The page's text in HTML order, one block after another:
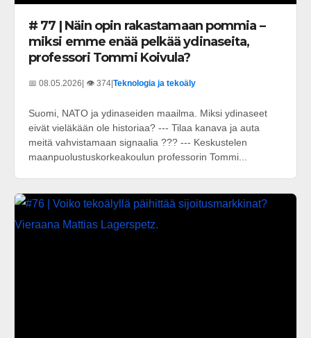
# 77 | Näin opin rakastamaan pommia –
miksi emme enää pelkää ydinaseita,
professori Tommi Koivula?
📅 08.05.2026 | 👁️ 374 Teknologia ja tekoäly
Suomi, NATO ja ydinaseiden maailma. Miksi ydinaseet
eivät vieläkään ole historiaa? --- Tilaa kanava ja auta
meitä vahvistamaan signaalia ??? --- Keskustelen
maanpuolustuskorkeakoulun professorin Tommi...